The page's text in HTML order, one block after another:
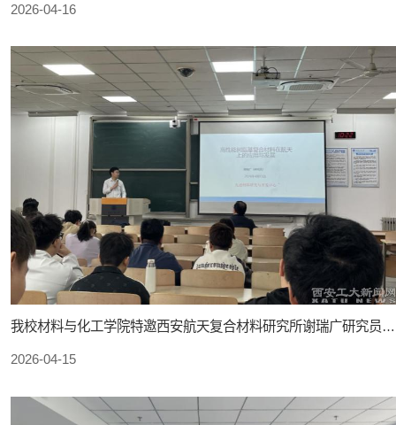
2026-04-16
我校材料与化工学院特邀西安航天复合材料研究所谢瑞广研究员作学术报告
2026-04-15